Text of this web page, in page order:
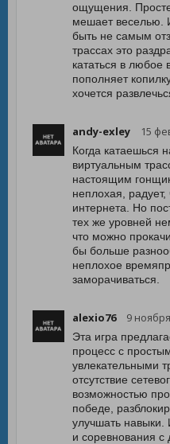
ощущения.
мешает веселью.
быть не самым
трассах это
кататься в любое
пополняет
хочется
andy-exley 15
Когда катаешься
виртуальным
настоящим
неплохая,
интернета. Но
тех же уровней
что можно
бы больше
неплохое
заморачиваться.
alexio76 9
Эта игра
процесс с
увлекательными
отсутствие
возможностью
победе,
улучшать навыки.
и соревнования с